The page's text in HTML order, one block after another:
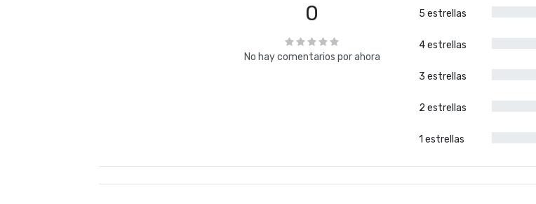
0
No hay comentarios por ahora
5 estrellas
4 estrellas
3 estrellas
2 estrellas
1 estrellas